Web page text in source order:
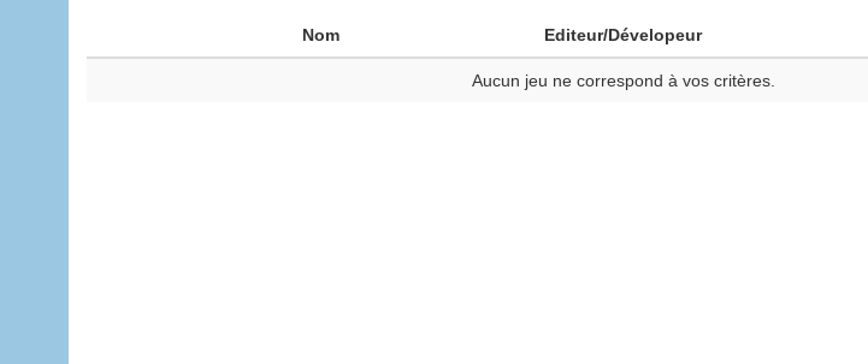
Nom Editeur/Dévelopeur
Aucun jeu ne correspond à vos critères.